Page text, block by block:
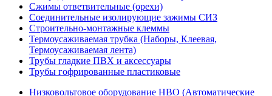
Сжимы ответвительные (орехи)
Соединительные изолирующие зажимы СИЗ
Строительно-монтажные клеммы
Термоусаживаемая трубка (Наборы, Клеевая,
Термоусаживаемая лента)
Трубы гладкие ПВХ и аксессуары
Трубы гофрированные пластиковые
Низковольтовое оборудование НВО (Автоматические